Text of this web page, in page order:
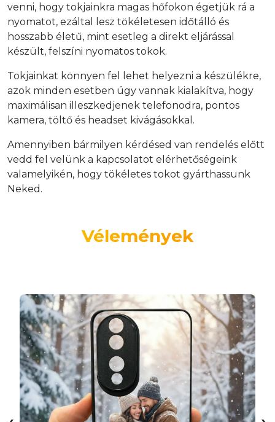
venni, hogy tokjainkra magas hőfokon égetjük rá a
nyomatot, ezáltal lesz tökéletesen időtálló és
hosszabb életű, mint esetleg a direkt eljárással
készült, felszíni nyomatos tokok.
Tokjainkat könnyen fel lehet helyezni a készülékre,
azok minden esetben úgy vannak kialakítva, hogy
maximálisan illeszkedjenek telefonodra, pontos
kamera, töltő és headset kivágásokkal.
Amennyiben bármilyen kérdésed van rendelés előtt
vedd fel velünk a kapcsolatot elérhetőségeink
valamelyikén, hogy tökéletes tokot gyárthassunk
Neked.
Vélemények